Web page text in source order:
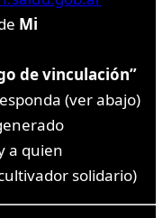
Mi
de vinculación”
(ver abajo)
a quien
solidario)